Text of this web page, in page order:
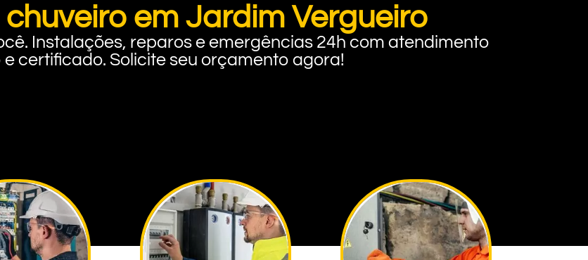
em Jardim Vergueiro
Instalações, reparos e emergências 24h com atendimento
certificado. Solicite seu orçamento agora!